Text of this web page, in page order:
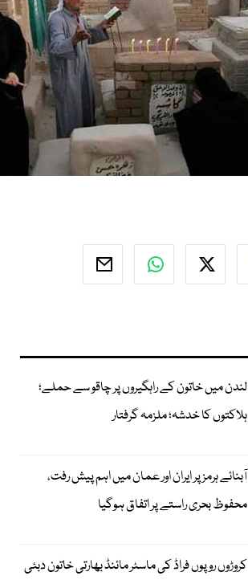
لندن میں خاتون کے راہگیروں پر چاقو سے حملے؛
ہلاکتوں کا خدشہ؛ ملزمہ گرفتار
آبنائے ہرمز پر ایران اور عمان میں اہم پیش رفت،
محفوظ بحری راستے پر اتفاق ہوگیا
کروڑوں روپوں فراڈ کی ماسٹر مائنڈ بھارتی خاتون دبئی